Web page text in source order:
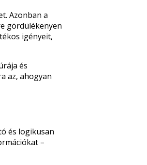
Azonban a
gördülékenyen
igényeit,
és
az, ahogyan
és logikusan
–